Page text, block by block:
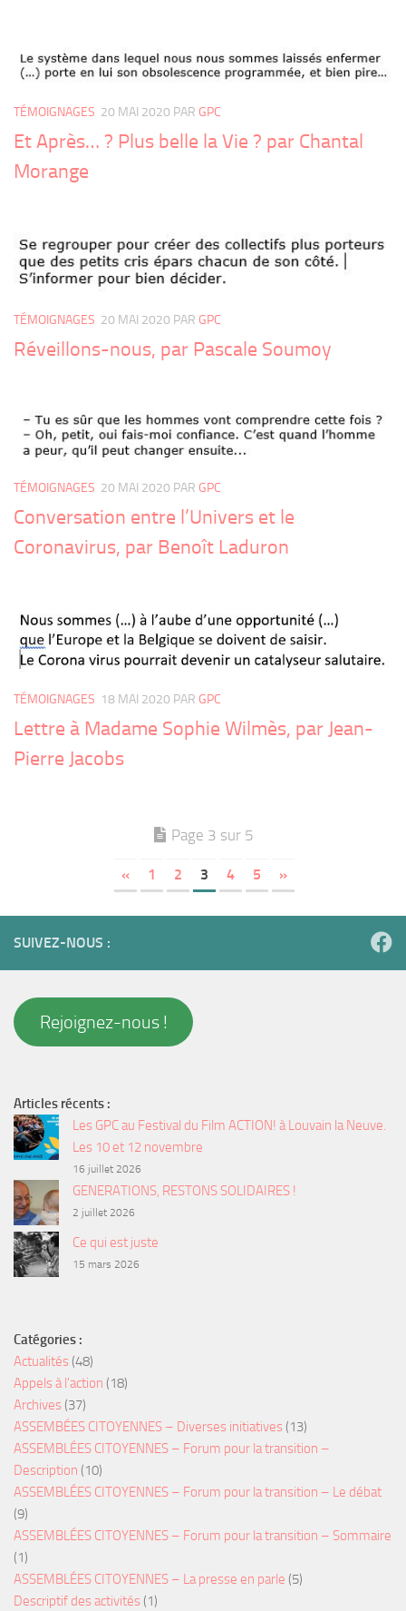
TÉMOIGNAGES 20 MAI 2020 PAR GPC
Et Après… ? Plus belle la Vie ? par Chantal
Morange
TÉMOIGNAGES 20 MAI 2020 PAR GPC
Réveillons-nous, par Pascale Soumoy
TÉMOIGNAGES 20 MAI 2020 PAR GPC
Conversation entre l’Univers et le
Coronavirus, par Benoît Laduron
TÉMOIGNAGES 18 MAI 2020 PAR GPC
Lettre à Madame Sophie Wilmès, par Jean-
Pierre Jacobs
Page 3 sur 5
« 1 2 3 4 5 »
SUIVEZ-NOUS :
Rejoignez-nous !
Articles récents :
Les GPC au Festival du Film ACTION! à Louvain la Neuve.
Les 10 et 12 novembre
16 juillet 2026
GENERATIONS, RESTONS SOLIDAIRES !
2 juillet 2026
Ce qui est juste
15 mars 2026
Catégories :
Actualités (48)
Appels à l'action (18)
Archives (37)
ASSEMBÉES CITOYENNES – Diverses initiatives (13)
ASSEMBLÉES CITOYENNES – Forum pour la transition –
Description (10)
ASSEMBLÉES CITOYENNES – Forum pour la transition – Le débat
(9)
ASSEMBLÉES CITOYENNES – Forum pour la transition – Sommaire
(1)
ASSEMBLÉES CITOYENNES – La presse en parle (5)
Descriptif des activités (1)